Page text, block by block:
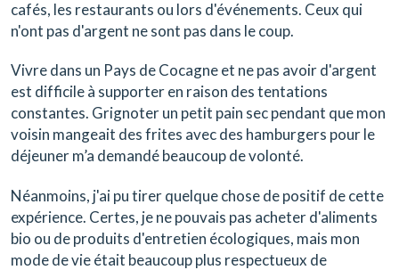
cafés, les restaurants ou lors d'événements. Ceux qui
n'ont pas d'argent ne sont pas dans le coup.
Vivre dans un Pays de Cocagne et ne pas avoir d'argent
est difficile à supporter en raison des tentations
constantes. Grignoter un petit pain sec pendant que mon
voisin mangeait des frites avec des hamburgers pour le
déjeuner m’a demandé beaucoup de volonté.
Néanmoins, j'ai pu tirer quelque chose de positif de cette
expérience. Certes, je ne pouvais pas acheter d'aliments
bio ou de produits d'entretien écologiques, mais mon
mode de vie était beaucoup plus respectueux de